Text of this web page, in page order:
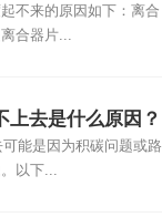
不来的原因如下：离合
合器片...
上去是什么原因？
能是因为积碳问题或路
以下...